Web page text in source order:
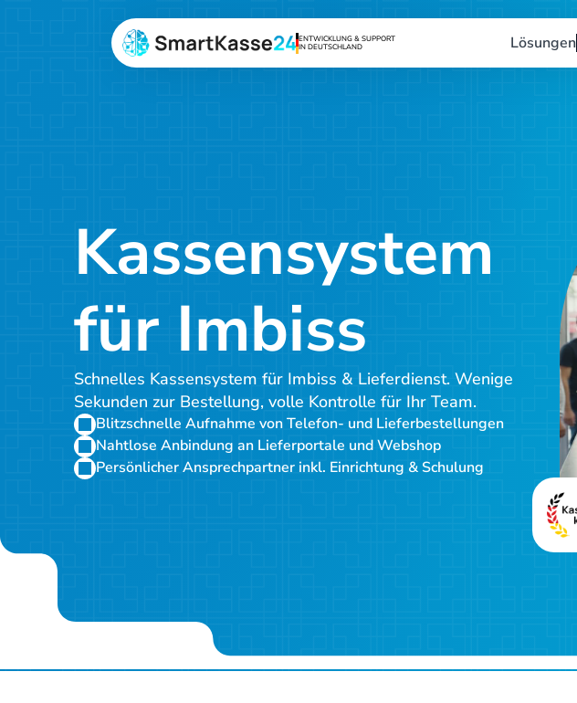
ENTWICKLUNG & SUPPORT
IN DEUTSCHLAND
Lösungen
Kassensystem
für Imbiss
Schnelles Kassensystem für Imbiss & Lieferdienst. Wenige
Sekunden zur Bestellung, volle Kontrolle für Ihr Team.
Blitzschnelle Aufnahme von Telefon‑ und Lieferbestellungen
Nahtlose Anbindung an Lieferportale und Webshop
Persönlicher Ansprechpartner inkl. Einrichtung & Schulung